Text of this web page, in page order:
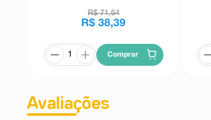
R$ 71,64
R$ 38,39
Comprar
Avaliações